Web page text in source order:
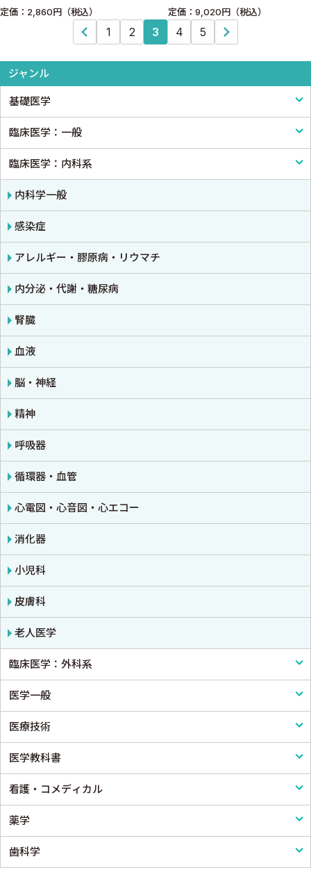
ジャンル
基礎医学
基礎医学一般
解剖学
生理学
免疫学・血清学
公衆衛生学
法医学
臨床医学：一般
臨床医学一般
診断・臨床検査
画像医学・放射線医学・核医学
プライマリケア医学・総合診療
救急医学・集中治療医学
癌・腫瘍一般・緩和医療
栄養・食事療法・輸液・輸血
薬物療法
東洋医学・漢方医学
臨床医学：内科系
内科学一般
感染症
アレルギー・膠原病・リウマチ
内分泌・代謝・糖尿病
腎臓
血液
脳・神経
精神
呼吸器
循環器・血管
心電図・心音図・心エコー
消化器
小児科
皮膚科
老人医学
臨床医学：外科系
外科学一般
脳神経外科
心臓・血管外科
消化器外科
小児外科
形成外科
医学一般
医学一般・医学概論
医療制度
病院管理
医療統計
論文・医学情報
医療技術
リハビリテーション技術
鍼灸・柔道整復
医学教科書
医学教科書
看護・コメディカル
看護
看護教科書
薬学
薬学
歯科学
定価：2,860円（税込） 定価：9,020円（税込）
1 2 3 4 5